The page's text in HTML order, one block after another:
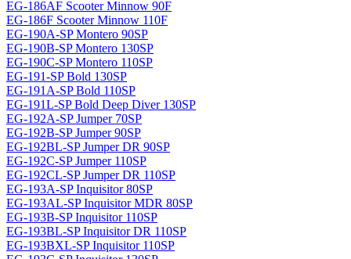
EG-186AF Scooter Minnow 90F
EG-186F Scooter Minnow 110F
EG-190A-SP Montero 90SP
EG-190B-SP Montero 130SP
EG-190C-SP Montero 110SP
EG-191-SP Bold 130SP
EG-191A-SP Bold 110SP
EG-191L-SP Bold Deep Diver 130SP
EG-192A-SP Jumper 70SP
EG-192B-SP Jumper 90SP
EG-192BL-SP Jumper DR 90SP
EG-192C-SP Jumper 110SP
EG-192CL-SP Jumper DR 110SP
EG-193A-SP Inquisitor 80SP
EG-193AL-SP Inquisitor MDR 80SP
EG-193B-SP Inquisitor 110SP
EG-193BL-SP Inquisitor DR 110SP
EG-193BXL-SP Inquisitor 110SP